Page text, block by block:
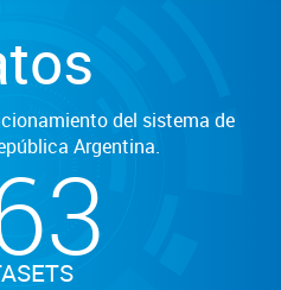
del sistema de
Argentina.